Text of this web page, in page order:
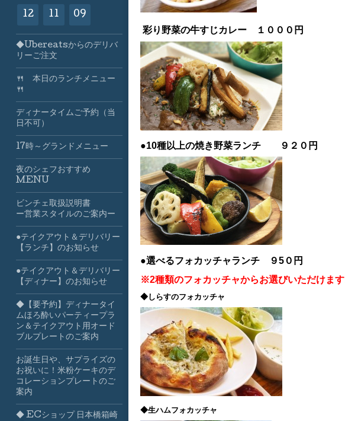
彩り野菜の牛すじカレー １０００円
●10種以上の焼き野菜ランチ ９２０円
●選べるフォカッチャランチ ９5０円
※2種類のフォカッチャからお選びいただけます
◆しらすのフォカッチャ
◆生ハムフォカッチャ
12 11 09
◆Ubereatsからのデリバ
リーご注文
🍴 本日のランチメニュー
🍴
ディナータイムご予約（当
日不可）
17時～グランドメニュー
夜のシェフおすすめ
MENU
ビンチェ取扱説明書
ー営業スタイルのご案内ー
●テイクアウト＆デリバリー
【ランチ】のお知らせ
●テイクアウト＆デリバリー
【ディナー】のお知らせ
◆【要予約】ディナータイ
ムほろ酔いパーティープラ
ン＆テイクアウト用オード
ブルプレートのご案内
お誕生日や、サプライズの
お祝いに！米粉ケーキのデ
コレーションプレートのご
案内
◆ ECショップ 日本橋箱崎